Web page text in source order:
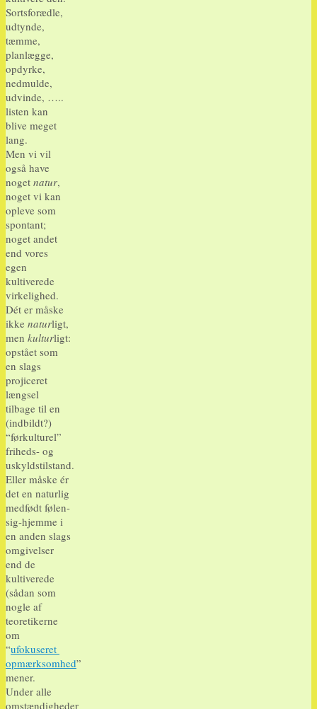
Sortsforædle,
udtynde,
tæmme,
planlægge,
opdyrke,
nedmulde,
udvinde, …..
listen kan
blive meget
lang.
Men vi vil
også have
noget natur,
noget vi kan
opleve som
spontant;
noget andet
end vores
egen
kultiverede
virkelighed.
Dét er måske
ikke naturligt,
men kulturligt:
opstået som
en slags
projiceret
længsel
tilbage til en
(indbildt?)
“førkulturel”
friheds- og
uskyldstilstand.
Eller måske ér
det en naturlig
medfødt følen-
sig-hjemme i
en anden slags
omgivelser
end de
kultiverede
(sådan som
nogle af
teoretikerne
om
“ufokuseret
opmærksomhed”
mener.
Under alle
omstændigheder